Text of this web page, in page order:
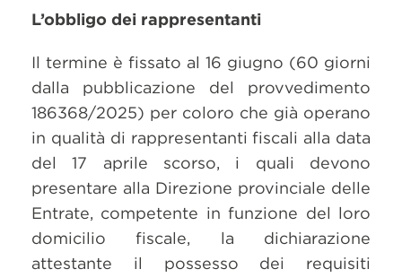
L’obbligo dei rappresentanti
Il termine è fissato al 16 giugno (60 giorni
dalla pubblicazione del provvedimento
186368/2025) per coloro che già operano
in qualità di rappresentanti fiscali alla data
del 17 aprile scorso, i quali devono
presentare alla Direzione provinciale delle
Entrate, competente in funzione del loro
domicilio fiscale, la dichiarazione
attestante il possesso dei requisiti